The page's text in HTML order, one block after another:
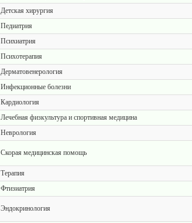
Детская хирургия
Педиатрия
Психиатрия
Психотерапия
Дерматовенерология
Инфекционные болезни
Кардиология
Лечебная физкультура и спортивная медицина
Неврология
Скорая медицинская помощь
Терапия
Фтизиатрия
Эндокринология